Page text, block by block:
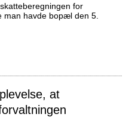
for
man havde bopæl den 5.
at